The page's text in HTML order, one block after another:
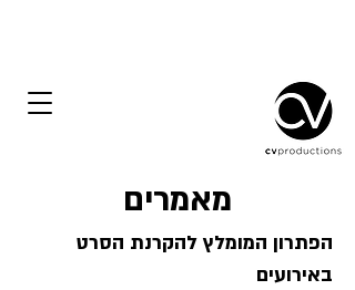
מאמרים
הפתרון המומלץ להקרנת הסרט
באירועים